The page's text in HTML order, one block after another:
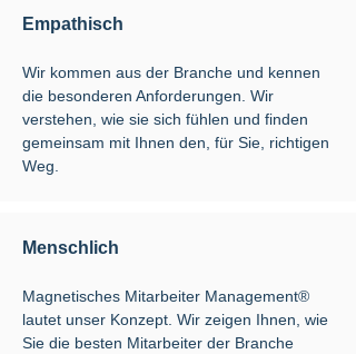
Empathisch
Wir kommen aus der Branche und kennen
die besonderen Anforderungen. Wir
verstehen, wie sie sich fühlen und finden
gemeinsam mit Ihnen den, für Sie, richtigen
Weg.
Menschlich
Magnetisches Mitarbeiter Management®
lautet unser Konzept. Wir zeigen Ihnen, wie
Sie die besten Mitarbeiter der Branche